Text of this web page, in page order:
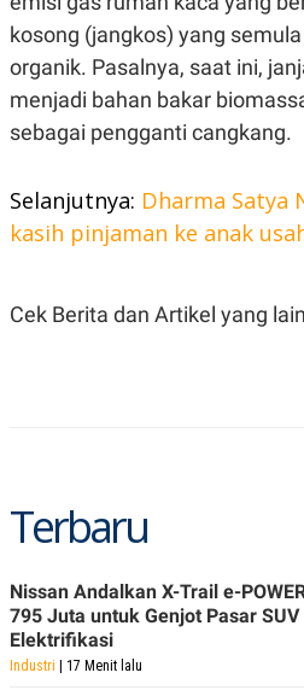
I
KANAL
P
T
D
A
I
G
E
S
KL
JARINGAN
O
N
T
A
N
R
E
S
S
R
kosong (jangkos) yang
organik. Pasalnya, saat ini,
menjadi bahan bakar
sebagai pengganti cangkang.
Selanjutnya: Dharma Satya
kasih pinjaman ke anak
Cek Berita dan Artikel yang
Terbaru
Nissan Andalkan X-Trail e-
795 Juta untuk Genjot Pasar SUV
Elektrifikasi
Industri | 17 Menit lalu